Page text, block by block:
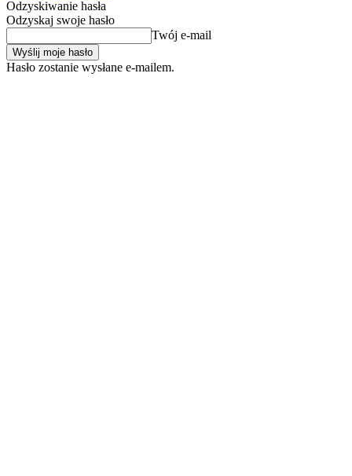
Odzyskiwanie hasła
Odzyskaj swoje hasło
Twój e-mail
Hasło zostanie wysłane e-mailem.